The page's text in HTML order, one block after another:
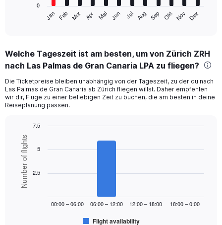
Range:
12
The
chart
has
displaying
values.
Range:
750.
Jan Feb Mrz Apr Mai Jun Jul Aug Sep Okt Nov Dez
0
Welche Tageszeit ist am besten, um von Zürich ZRH
nach Las Palmas de Gran Canaria LPA zu fliegen?
Die Ticketpreise bleiben unabhängig von der Tageszeit, zu der du nach
Las Palmas de Gran Canaria ab Zürich fliegen willst. Daher empfehlen
wir dir, Flüge zu einer beliebigen Zeit zu buchen, die am besten in deine
Reiseplanung passen.
Bar
chart
with
bars.
The
Chart
graphic.
Number of flights
Flight availability
00:00 – 06:00 06:00 – 12:00 12:00 – 18:00 18:00 – 0:00
2.5
5
7.5